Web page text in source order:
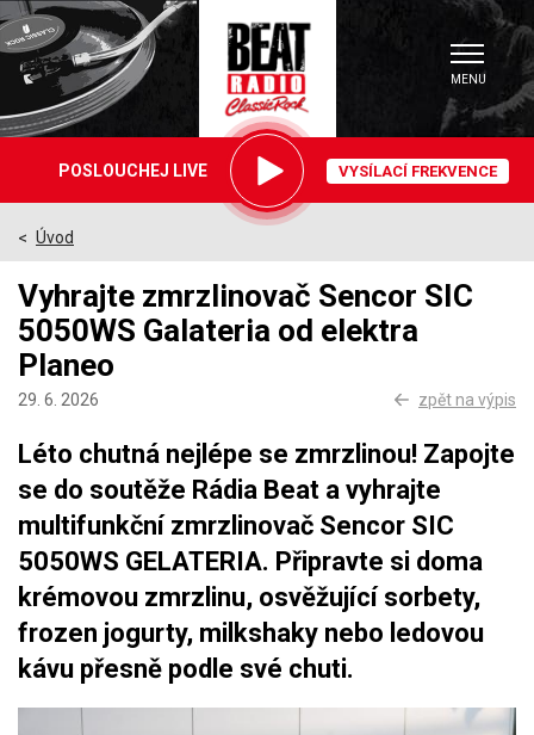
hrajemePOSLOUCHEJ LIVE VYSÍLACÍ FREKVENCE
MENU
Úvod
>
Vyhrajte zmrzlinovač Sencor SIC
5050WS Galateria od elektra
Planeo
29. 6. 2026 zpět na výpis
Léto chutná nejlépe se zmrzlinou! Zapojte
se do soutěže Rádia Beat a vyhrajte
multifunkční zmrzlinovač Sencor SIC
5050WS GELATERIA. Připravte si doma
krémovou zmrzlinu, osvěžující sorbety,
frozen jogurty, milkshaky nebo ledovou
kávu přesně podle své chuti.